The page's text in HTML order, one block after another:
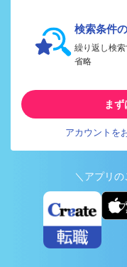
検索条件
繰り返し検
省略
まず
アカウントを
＼アプリ
ア